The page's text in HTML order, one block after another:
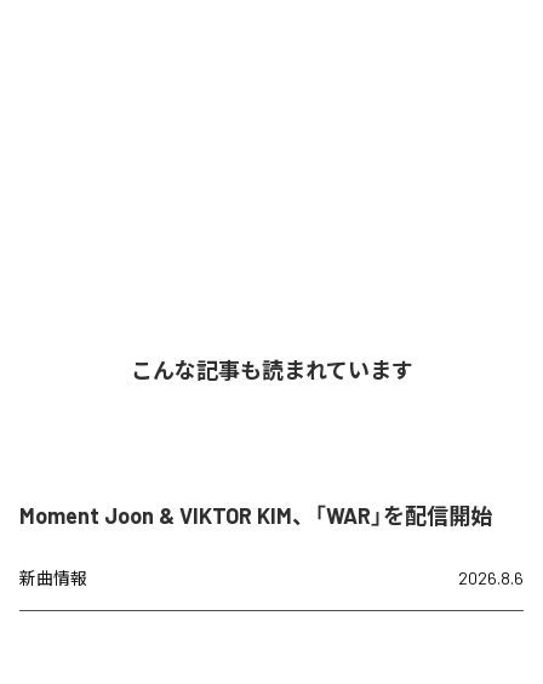
こんな記事も読まれています
Moment Joon & VIKTOR KIM、「WAR」を配信開始
新曲情報 2026.8.6